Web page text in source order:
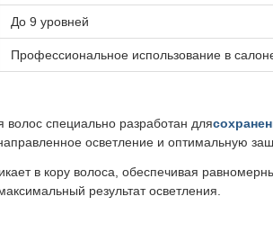
До 9 уровней
Профессиональное использование в
специально разработан для
осветление и оптимальную
в кору волоса, обеспечивая
результат осветления.